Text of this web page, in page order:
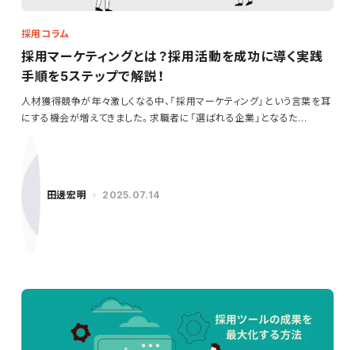
採用コラム
採用マーケティングとは？採用活動を成功に導く実践
手順を5ステップで解説！
人材獲得競争が年々激しくなる中、「採用マーケティング」という言葉を耳
にする機会が増えてきました。求職者に「選ばれる企業」となるた…
田邊宏明 2025.07.14